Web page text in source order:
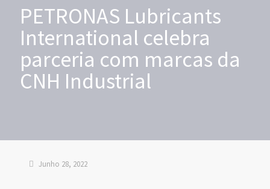
PETRONAS Lubricants
International celebra
parceria com marcas da
CNH Industrial
Junho 28, 2022